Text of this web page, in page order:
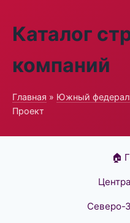
Каталог
компаний
Главная » Южный
Проект
🏠
Северо-